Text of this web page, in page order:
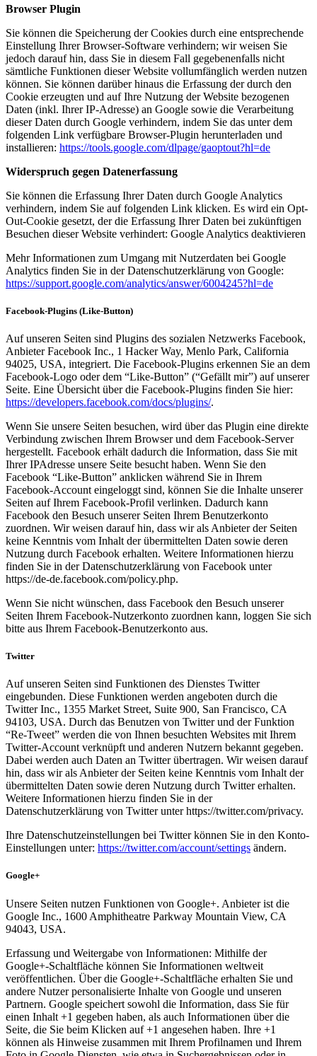
Browser Plugin
Sie können die Speicherung der Cookies durch eine entsprechende
Einstellung Ihrer Browser-Software verhindern; wir weisen Sie
jedoch darauf hin, dass Sie in diesem Fall gegebenenfalls nicht
sämtliche Funktionen dieser Website vollumfänglich werden nutzen
können. Sie können darüber hinaus die Erfassung der durch den
Cookie erzeugten und auf Ihre Nutzung der Website bezogenen
Daten (inkl. Ihrer IP-Adresse) an Google sowie die Verarbeitung
dieser Daten durch Google verhindern, indem Sie das unter dem
folgenden Link verfügbare Browser-Plugin herunterladen und
installieren: https://tools.google.com/dlpage/gaoptout?hl=de
Widerspruch gegen Datenerfassung
Sie können die Erfassung Ihrer Daten durch Google Analytics
verhindern, indem Sie auf folgenden Link klicken. Es wird ein Opt-
Out-Cookie gesetzt, der die Erfassung Ihrer Daten bei zukünftigen
Besuchen dieser Website verhindert: Google Analytics deaktivieren
Mehr Informationen zum Umgang mit Nutzerdaten bei Google
Analytics finden Sie in der Datenschutzerklärung von Google:
https://support.google.com/analytics/answer/6004245?hl=de
Facebook-Plugins (Like-Button)
Auf unseren Seiten sind Plugins des sozialen Netzwerks Facebook,
Anbieter Facebook Inc., 1 Hacker Way, Menlo Park, California
94025, USA, integriert. Die Facebook-Plugins erkennen Sie an dem
Facebook-Logo oder dem “Like-Button” (“Gefällt mir”) auf unserer
Seite. Eine Übersicht über die Facebook-Plugins finden Sie hier:
https://developers.facebook.com/docs/plugins/.
Wenn Sie unsere Seiten besuchen, wird über das Plugin eine direkte
Verbindung zwischen Ihrem Browser und dem Facebook-Server
hergestellt. Facebook erhält dadurch die Information, dass Sie mit
Ihrer IPAdresse unsere Seite besucht haben. Wenn Sie den
Facebook “Like-Button” anklicken während Sie in Ihrem
Facebook-Account eingeloggt sind, können Sie die Inhalte unserer
Seiten auf Ihrem Facebook-Profil verlinken. Dadurch kann
Facebook den Besuch unserer Seiten Ihrem Benutzerkonto
zuordnen. Wir weisen darauf hin, dass wir als Anbieter der Seiten
keine Kenntnis vom Inhalt der übermittelten Daten sowie deren
Nutzung durch Facebook erhalten. Weitere Informationen hierzu
finden Sie in der Datenschutzerklärung von Facebook unter
https://de-de.facebook.com/policy.php.
Wenn Sie nicht wünschen, dass Facebook den Besuch unserer
Seiten Ihrem Facebook-Nutzerkonto zuordnen kann, loggen Sie sich
bitte aus Ihrem Facebook-Benutzerkonto aus.
Twitter
Auf unseren Seiten sind Funktionen des Dienstes Twitter
eingebunden. Diese Funktionen werden angeboten durch die
Twitter Inc., 1355 Market Street, Suite 900, San Francisco, CA
94103, USA. Durch das Benutzen von Twitter und der Funktion
“Re-Tweet” werden die von Ihnen besuchten Websites mit Ihrem
Twitter-Account verknüpft und anderen Nutzern bekannt gegeben.
Dabei werden auch Daten an Twitter übertragen. Wir weisen darauf
hin, dass wir als Anbieter der Seiten keine Kenntnis vom Inhalt der
übermittelten Daten sowie deren Nutzung durch Twitter erhalten.
Weitere Informationen hierzu finden Sie in der
Datenschutzerklärung von Twitter unter https://twitter.com/privacy.
Ihre Datenschutzeinstellungen bei Twitter können Sie in den Konto-
Einstellungen unter: https://twitter.com/account/settings ändern.
Google+
Unsere Seiten nutzen Funktionen von Google+. Anbieter ist die
Google Inc., 1600 Amphitheatre Parkway Mountain View, CA
94043, USA.
Erfassung und Weitergabe von Informationen: Mithilfe der
Google+-Schaltfläche können Sie Informationen weltweit
veröffentlichen. Über die Google+-Schaltfläche erhalten Sie und
andere Nutzer personalisierte Inhalte von Google und unseren
Partnern. Google speichert sowohl die Information, dass Sie für
einen Inhalt +1 gegeben haben, als auch Informationen über die
Seite, die Sie beim Klicken auf +1 angesehen haben. Ihre +1
können als Hinweise zusammen mit Ihrem Profilnamen und Ihrem